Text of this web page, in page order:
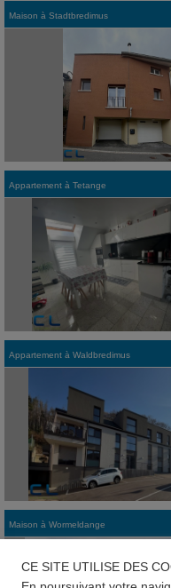
Maison à Stadtbredimus
Appartement à Tetange
Appartement à Waldbredimus
Maison à Wormeldange
CE SITE UTILISE DES